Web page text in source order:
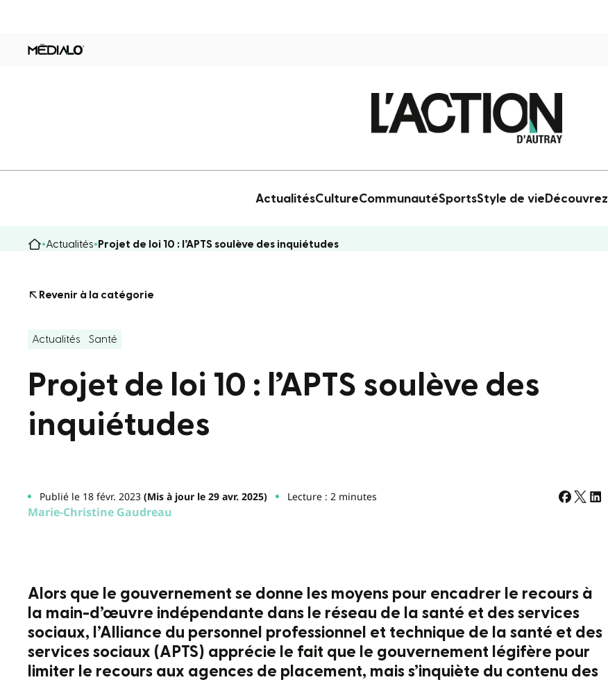
ActualitésCultureCommunautéSportsStyle de vie Découvrez
Actualités Projet de loi 10 : l’APTS soulève des inquiétudes
Revenir à la catégorie
Actualités Santé
Projet de loi 10 : l’APTS soulève des
inquiétudes
Publié le 18 févr. 2023(Mis à jour le 29 avr. 2025) Lecture : 2 minutes
Marie-Christine Gaudreau
Alors que le gouvernement se donne les moyens pour encadrer le recours à
la main-d’œuvre indépendante dans le réseau de la santé et des services
sociaux, l’Alliance du personnel professionnel et technique de la santé et des
services sociaux (APTS) apprécie le fait que le gouvernement légifère pour
limiter le recours aux agences de placement, mais s’inquiète du contenu des